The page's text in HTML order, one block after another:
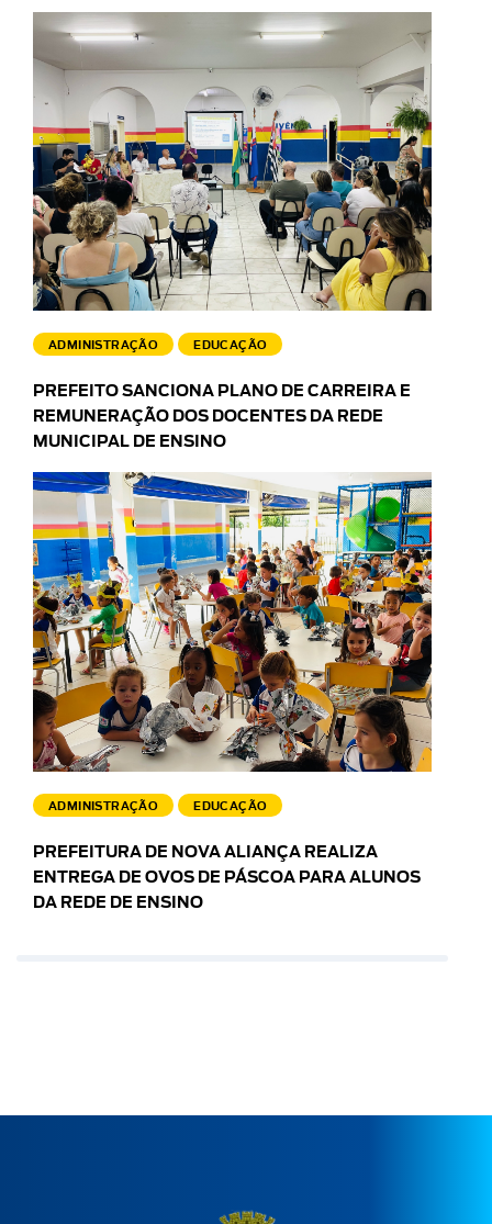
ADMINISTRAÇÃO EDUCAÇÃO
PREFEITO SANCIONA PLANO DE CARREIRA E
REMUNERAÇÃO DOS DOCENTES DA REDE
MUNICIPAL DE ENSINO
ADMINISTRAÇÃO EDUCAÇÃO
PREFEITURA DE NOVA ALIANÇA REALIZA
ENTREGA DE OVOS DE PÁSCOA PARA ALUNOS
DA REDE DE ENSINO